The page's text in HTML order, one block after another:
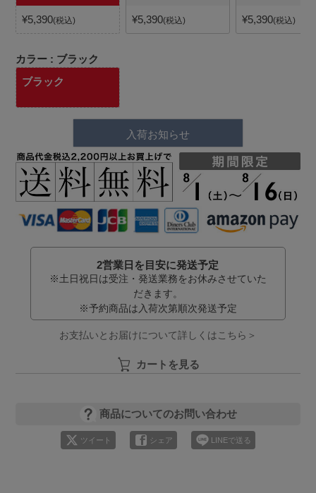
¥5,390 税込 ¥5,390 税込 ¥5,390 税込
カラー
ブラック
ブラック
入荷お知らせ
2営業日を目安に発送予定
※土日祝日は受注・発送業務をお休みさせていた
だきます。
※予約商品は入荷次第順次発送予定
お支払いとお届けについて詳しくはこちら＞
カートを見る
商品についてのお問い合わせ
ツイート シェア LINEで送る